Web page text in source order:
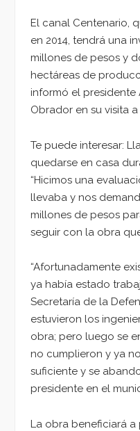
El canal Centenario,
en 2014, tendrá una
millones de pesos y
hectáreas de
informó el presidente
Obrador en su visita
Te puede interesar:
quedarse en casa
“Hicimos una
llevaba y nos
millones de pesos
seguir con la obra
“Afortunadamente
ya había estado
Secretaría de la
estuvieron los
obra; pero luego se
no cumplieron y ya
suficiente y se
presidente en el
La obra beneficiará